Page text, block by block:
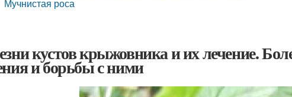
Мучнистая роса
кустов крыжовника и их лечение.
и борьбы с ними